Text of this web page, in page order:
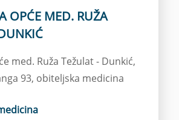
OPĆE MED. RUŽA
med. Ruža Težulat - Dunkić,
93, obiteljska medicina